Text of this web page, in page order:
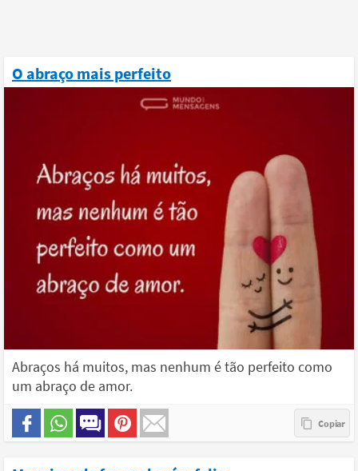
O abraço mais perfeito
Abraços há muitos, mas nenhum é tão perfeito como
um abraço de amor.